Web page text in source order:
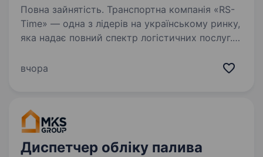
Повна зайнятість. Транспортна компанія «RS-
Time» — одна з лідерів на українському ринку,
яка надає повний спектр логістичних послуг.
перевезення будь-якого вантажу «під ключ»
вчора
Диспетчер обліку палива